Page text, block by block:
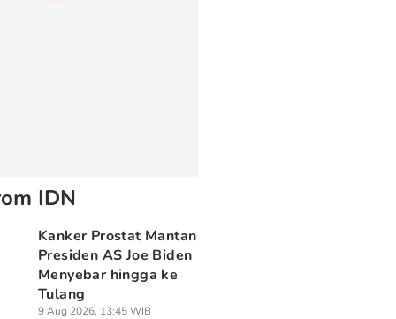
IDN
Kanker Prostat Mantan
Presiden AS Joe Biden
Menyebar hingga ke
Tulang
9 Aug 2026, 13:45 WIB